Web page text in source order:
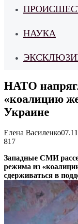
НАУКА
НАТО
«коалицию
Украине
Елена Василенко
817
Западные СМИ
режима из
сдерживаться в